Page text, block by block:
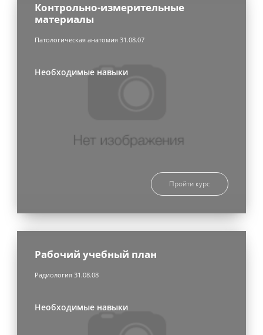
Контрольно-измерительные
материалы
Патологическая анатомия 31.08.07
Необходимые навыки
Пройти курс
Рабочий учебный план
Радиология 31.08.08
Необходимые навыки